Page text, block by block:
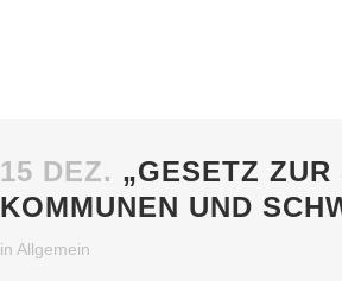
15 DEZ. „GESETZ
KOMMUNEN UND
in Allgemein